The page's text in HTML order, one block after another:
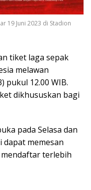
19 Juni 2023 di Stadion
tiket laga sepak
melawan
pukul 12.00 WIB.
dikhususkan bagi
pada Selasa dan
dapat memesan
terlebih